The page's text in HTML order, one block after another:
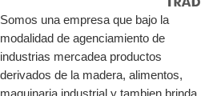
Somos una empresa que bajo la
modalidad de agenciamiento de
industrias mercadea productos
derivados de la madera, alimentos,